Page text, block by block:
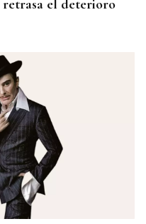
el deterioro